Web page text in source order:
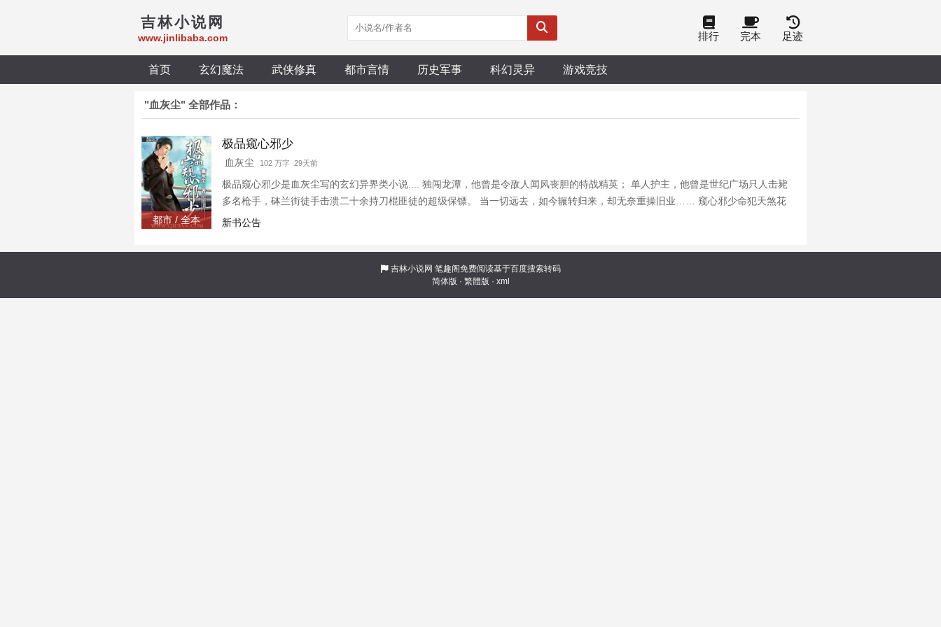
吉林小说网
www.jinlibaba.com 排行 完本 足迹
首页 玄幻魔法 武侠修真 都市言情 历史军事 科幻灵异 游戏竞技
"血灰尘" 全部作品：
都市 / 全本
极品窥心邪少
血灰尘 102 万字 29天前
极品窥心邪少是血灰尘写的玄幻异界类小说.... 独闯龙潭，他曾是令敌人闻风丧胆的特战精英； 单人护主，他曾是世纪广场只人击毙
多名枪手，砵兰街徒手击溃二十余持刀棍匪徒的超级保镖。 当一切远去，如今辗转归来，却无奈重操旧业…… 窥心邪少命犯天煞花
星，游戏花丛片叶不沾身； 潜龙出海，罪恶都市唯我为尊， 既然生活像个SAO娘们儿般没节操，那老子就好好地给她干回去！
新书公告
吉林小说网 笔趣阁免费阅读基于百度搜索转码
简体版 · 繁體版 · xml